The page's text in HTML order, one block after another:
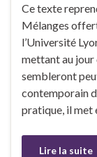
Ce texte
Mélanges
l’Université
mettant au jour
sembleront
contemporain
pratique, il met
Lire la suite